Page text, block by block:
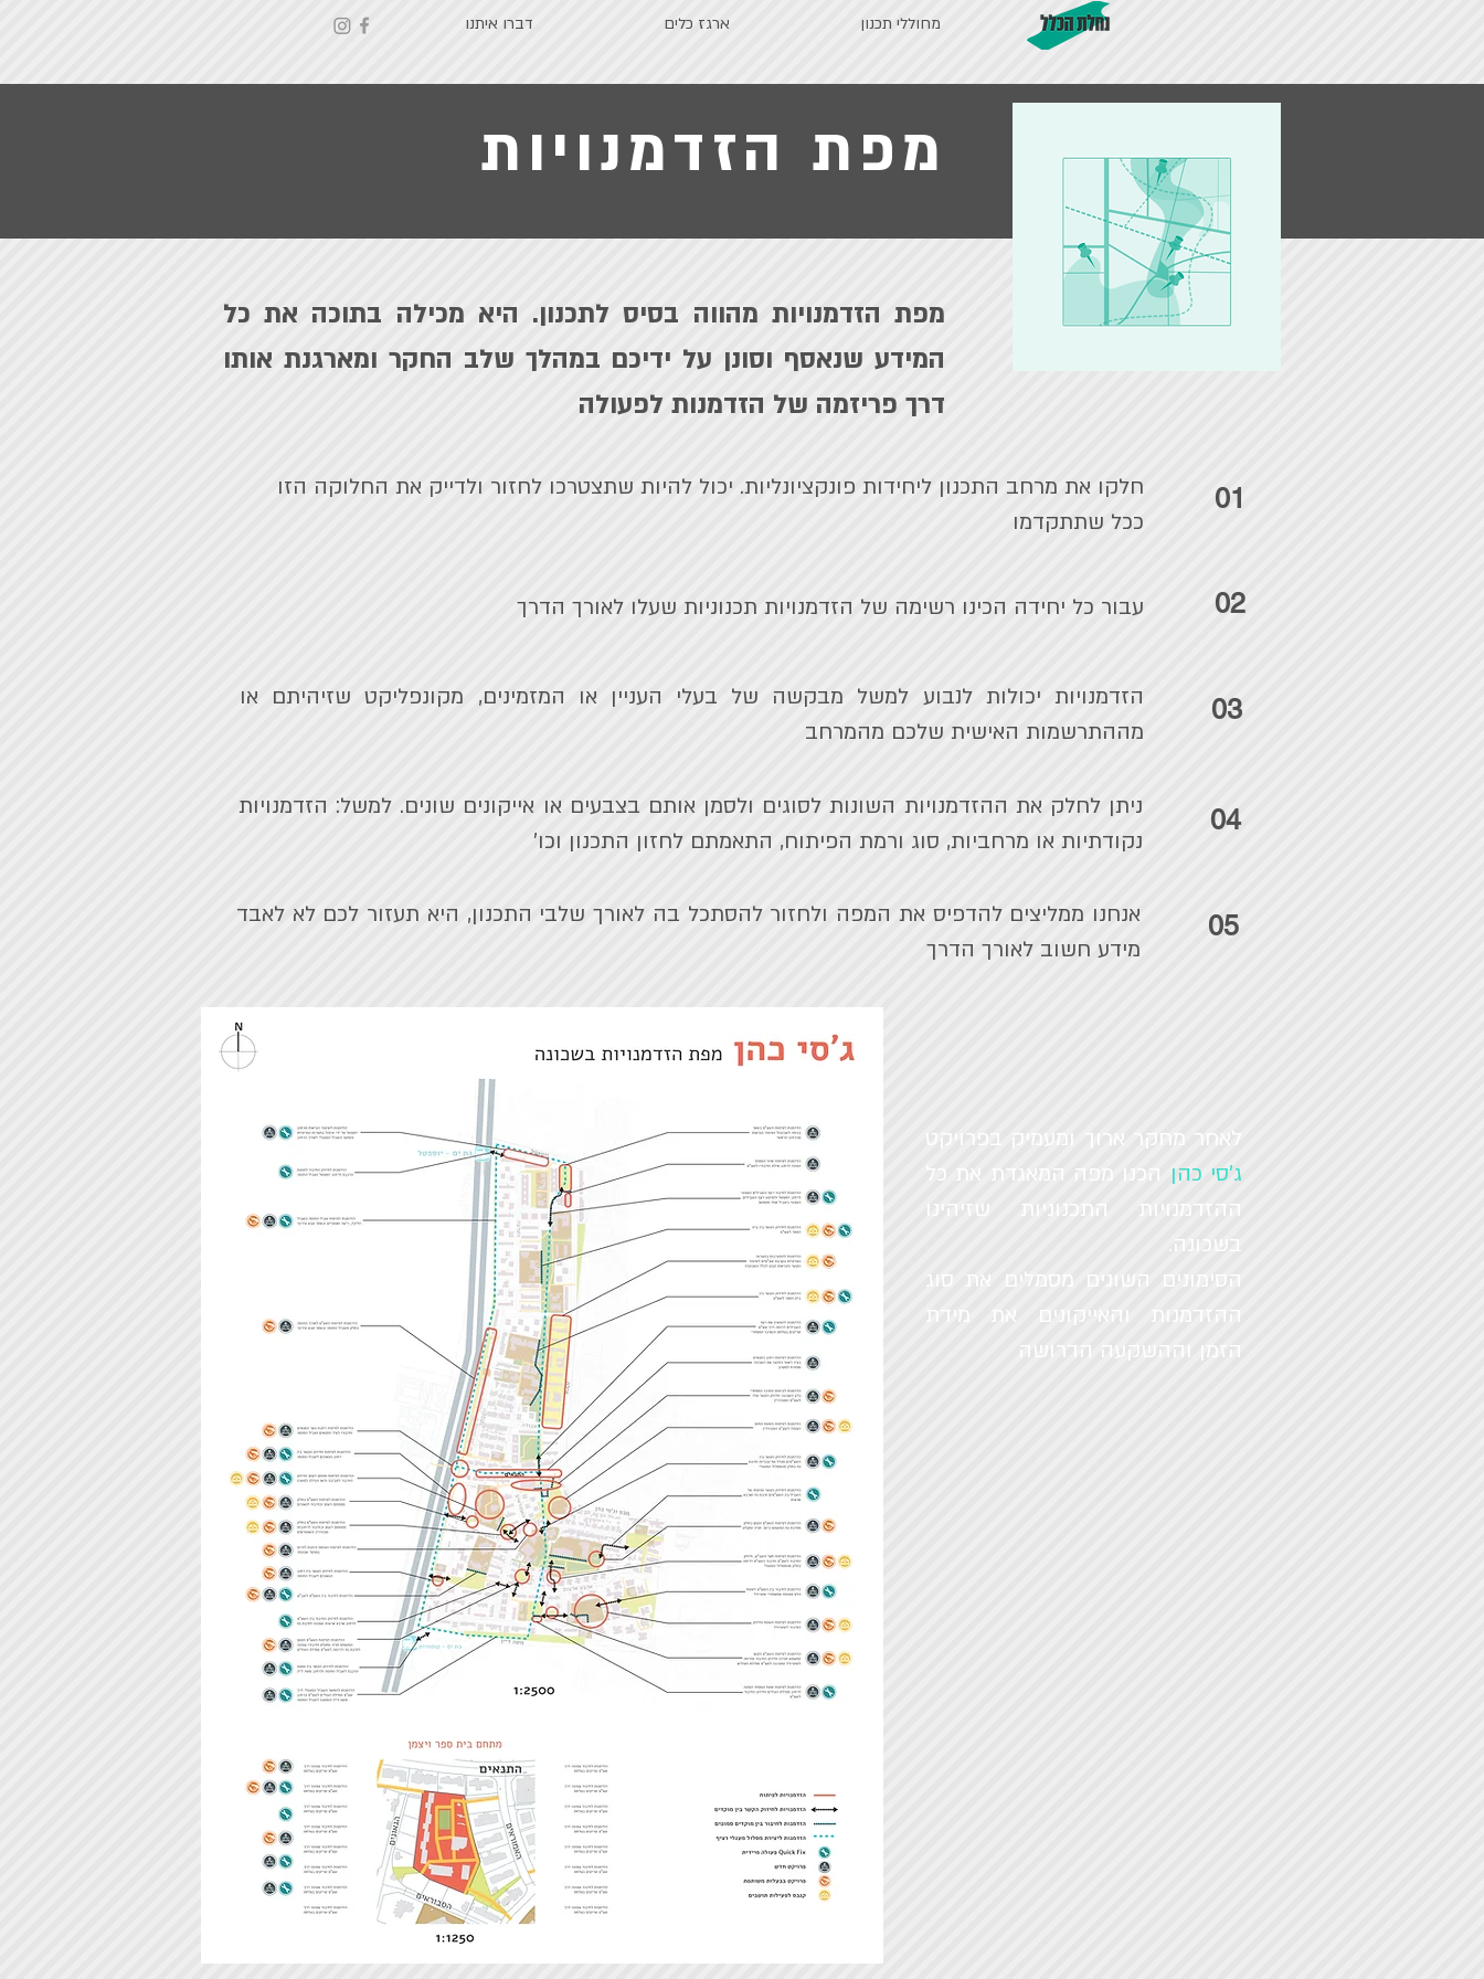
דברו איתנו ארגז כלים מחוללי תכנון י
מפת הזדמנויות
מפת הזדמנויות מהווה בסיס לתכנון. היא מכילה בתוכה את כל
המידע שנאסף וסונן על ידיכם במהלך שלב החקר ומארגנת אותו
דרך פריזמה של הזדמנות לפעולה
חלקו את מרחב התכנון ליחידות פונקציונליות. יכול להיות שתצטרכו לחזור ולדייק את החלוקה הזו
ככל שתתקדמו
01
עבור כל יחידה הכינו רשימה של הזדמנויות תכנוניות שעלו לאורך הדרך 02
הזדמנויות יכולות לנבוע למשל מבקשה של בעלי העניין או המזמינים, מקונפליקט שזיהיתם או
מההתרשמות האישית שלכם מהמרחב
03
ניתן לחלק את ההזדמנויות השונות לסוגים ולסמן אותם בצבעים או אייקונים שונים. למשל: הזדמנויות
נקודתיות או מרחביות, סוג ורמת הפיתוח, התאמתם לחזון התכנון וכו'
04
אנחנו ממליצים להדפיס את המפה ולחזור להסתכל בה לאורך שלבי התכנון, היא תעזור לכם לא לאבד
מידע חשוב לאורך הדרך
05
לאחר מחקר ארוך ומעמיק בפרויקט
ג'סי כהן הכנו מפה המאגדת את כל
ההזדמנויות התכנוניות שזיהינו
בשכונה.
הסימונים השונים מסמלים את סוג
ההזדמנות והאייקונים את מידת
הזמן וההשקעה הדרושה